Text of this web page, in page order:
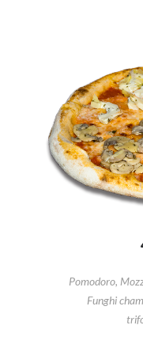
Pomodoro,
Funghi